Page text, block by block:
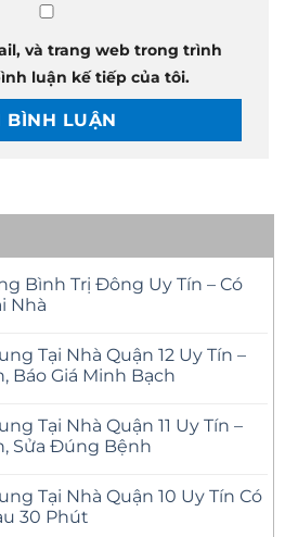
và trang web trong trình
luận kế tiếp của tôi.
Bình Trị Đông Uy Tín – Có
Nhà
Tại Nhà Quận 12 Uy Tín –
Báo Giá Minh Bạch
Tại Nhà Quận 11 Uy Tín –
Sửa Đúng Bệnh
Tại Nhà Quận 10 Uy Tín Có
30 Phút